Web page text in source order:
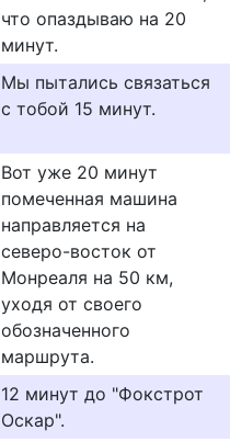
что опаздываю на 20
минут.
Мы пытались связаться
с тобой 15 минут.
Вот уже 20 минут
помеченная машина
направляется на
северо-восток от
Монреаля на 50 км,
уходя от своего
обозначенного
маршрута.
12 минут до "Фокстрот
Оскар".